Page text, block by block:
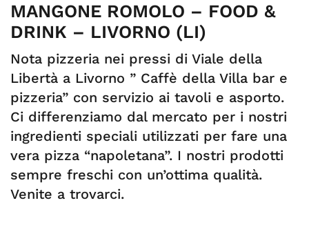
MANGONE ROMOLO – FOOD &
DRINK – LIVORNO (LI)
Nota pizzeria nei pressi di Viale della
Libertà a Livorno ” Caffè della Villa bar e
pizzeria” con servizio ai tavoli e asporto.
Ci differenziamo dal mercato per i nostri
ingredienti speciali utilizzati per fare una
vera pizza “napoletana”. I nostri prodotti
sempre freschi con un’ottima qualità.
Venite a trovarci.